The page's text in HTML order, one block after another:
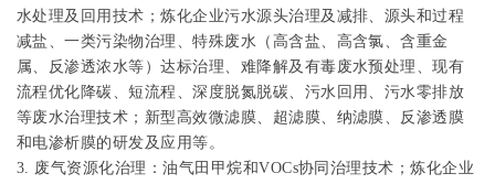
水处理及回用技术；炼化企业污水源头治理及减排、源头和过程
减盐、一类污染物治理、特殊废水（高含盐、高含氯、含重金
属、反渗透浓水等）达标治理、难降解及有毒废水预处理、现有
流程优化降碳、短流程、深度脱氮脱碳、污水回用、污水零排放
等废水治理技术；新型高效微滤膜、超滤膜、纳滤膜、反渗透膜
和电渗析膜的研发及应用等。
3. 废气资源化治理：油气田甲烷和VOCs协同治理技术；炼化企业